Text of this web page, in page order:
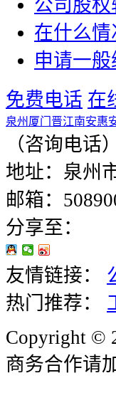
公司股
在什么
申请一
免费电话 在
泉州 厦门 晋江南安惠
（咨询电话）
地址：泉州
邮箱：
分享至：
友情链接：
热门推荐：
Copyright ©
商务合作请